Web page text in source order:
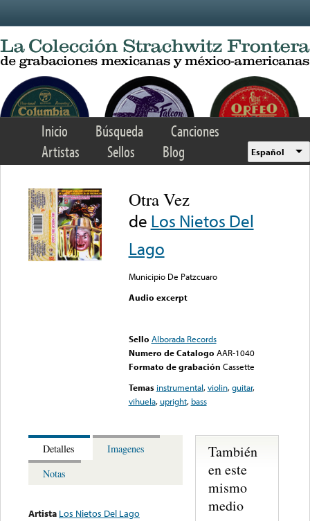
Inicio Búsqueda
Canciones
Artistas
Sellos Blog Español
Otra Vez
de Los Nietos Del
Lago
Municipio De Patzcuaro
Audio excerpt
Sello Alborada Records
Numero de Catalogo AAR-1040
Formato de grabación Cassette
Temas instrumental,violin,guitar,
vihuela,upright, bass
Detalles
Imagenes
Notas
Artista Los Nietos Del Lago
También
en este
mismo
medio